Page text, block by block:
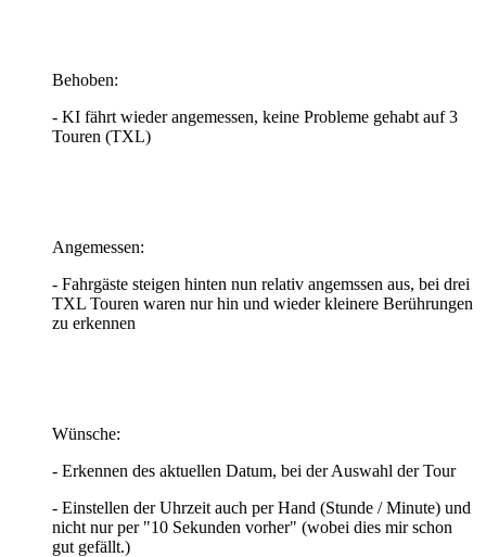
Behoben:
- KI fährt wieder angemessen, keine Probleme gehabt auf 3
Touren (TXL)
Angemessen:
- Fahrgäste steigen hinten nun relativ angemssen aus, bei drei
TXL Touren waren nur hin und wieder kleinere Berührungen
zu erkennen
Wünsche:
- Erkennen des aktuellen Datum, bei der Auswahl der Tour
- Einstellen der Uhrzeit auch per Hand (Stunde / Minute) und
nicht nur per "10 Sekunden vorher" (wobei dies mir schon
gut gefällt.)